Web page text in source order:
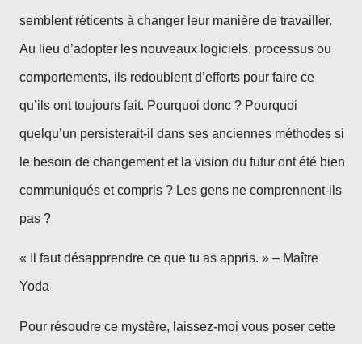
semblent réticents à changer leur manière de travailler.
Au lieu d’adopter les nouveaux logiciels, processus ou
comportements, ils redoublent d’efforts pour faire ce
qu’ils ont toujours fait. Pourquoi donc ? Pourquoi
quelqu’un persisterait-il dans ses anciennes méthodes si
le besoin de changement et la vision du futur ont été bien
communiqués et compris ? Les gens ne comprennent-ils
pas ?
« Il faut désapprendre ce que tu as appris. » – Maître
Yoda
Pour résoudre ce mystère, laissez-moi vous poser cette